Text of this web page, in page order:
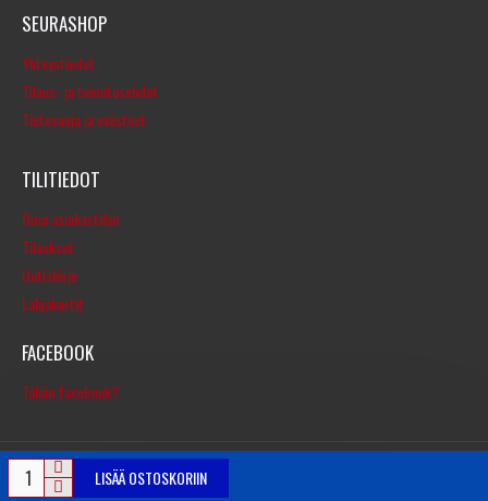
LISÄÄ OSTOSKORIIN
SEURASHOP
Yhteystiedot
Tilaus- ja toimitusehdot
Tietosuoja ja evästeet
TILITIEDOT
Oma asiakastilini
Tilaukset
Uutiskirje
Lahjakortit
FACEBOOK
Tähän facebook?
© Copyright 2016